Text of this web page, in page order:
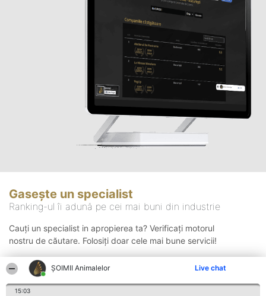
ŞOIMII Animalelor Live chat
15:03
Gasește un specialist
Ranking-ul îi adună pe cei mai buni din industrie
Cauți un specialist in apropierea ta? Verificați motorul
nostru de căutare. Folosiți doar cele mai bune servicii!